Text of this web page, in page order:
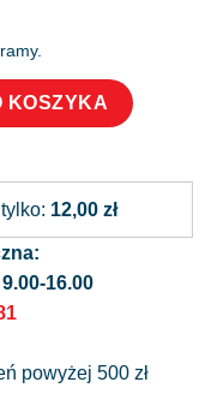
KOSZYKA
12,00 zł
16.00
powyżej 500 zł